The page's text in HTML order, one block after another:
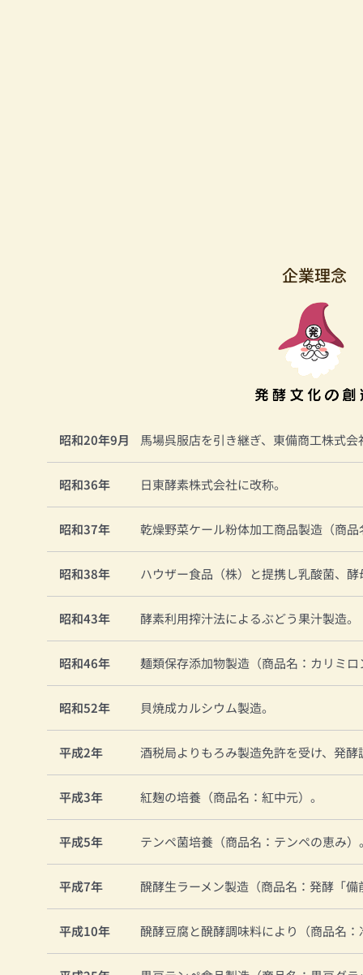
企業理念
昭和20年9月 馬場呉服店を引き継ぎ、東備商工株式会
昭和36年 日東酵素株式会社に改称。
昭和37年 乾燥野菜ケール粉体加工商品製造（商
昭和38年 ハウザー食品（株）と提携し乳酸菌、
昭和43年 酵素利用搾汁法によるぶどう果汁製造。
昭和46年 麺類保存添加物製造（商品名：カリミロ
昭和52年 貝焼成カルシウム製造。
平成2年 酒税局よりもろみ製造免許を受け、発酵
平成3年 紅麹の培養（商品名：紅中元）。
平成5年 テンペ菌培養（商品名：テンペの恵み）
平成7年 醗酵生ラーメン製造（商品名：発酵「
平成10年 醗酵豆腐と醗酵調味料により（商品名